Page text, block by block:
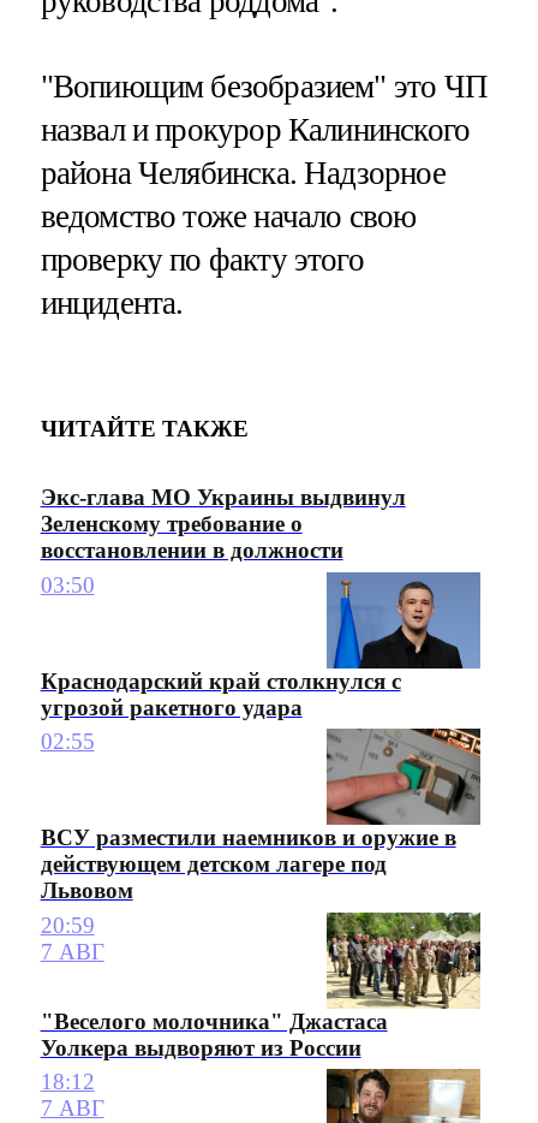
"Вопиющим безобразием" это ЧП
назвал и прокурор Калининского
района Челябинска. Надзорное
ведомство тоже начало свою
проверку по факту этого
инцидента.
ЧИТАЙТЕ ТАКЖЕ
Экс-глава МО Украины выдвинул
Зеленскому требование о
восстановлении в должности
03:50
Краснодарский край столкнулся с
угрозой ракетного удара
02:55
ВСУ разместили наемников и оружие в
действующем детском лагере под
Львовом
20:59
7 АВГ
"Веселого молочника" Джастаса
Уолкера выдворяют из России
18:12
7 АВГ